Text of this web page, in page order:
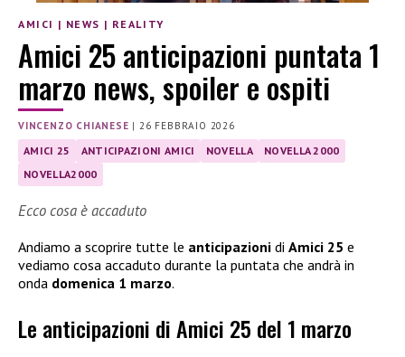
AMICI | NEWS | REALITY
Amici 25 anticipazioni puntata 1
marzo news, spoiler e ospiti
VINCENZO CHIANESE |26 FEBBRAIO 2026
AMICI 25 ANTICIPAZIONI AMICI NOVELLA
NOVELLA 2000
NOVELLA2000
Ecco cosa è accaduto
Andiamo a scoprire tutte le anticipazioni di Amici 25 e
vediamo cosa accaduto durante la puntata che andrà in
onda domenica 1 marzo.
Le anticipazioni di Amici 25 del 1 marzo